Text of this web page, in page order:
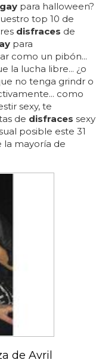
para halloween?
top 10 de
disfraces de
para
como un pibón...
la lucha libre... ¿o
no tenga grindr o
como
sexy, te
de disfraces sexy
posible este 31
la mayoría de
de Avril